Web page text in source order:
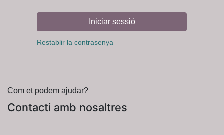
Iniciar sessió
Restablir la contrasenya
Com et podem ajudar?
Contacti amb nosaltres